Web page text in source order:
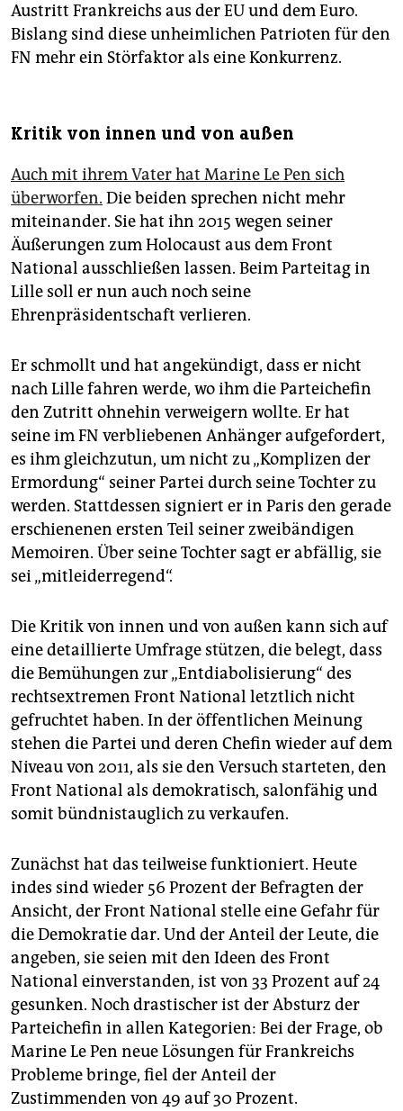
Austritt Frankreichs aus der EU und dem Euro.
Bislang sind diese unheimlichen Patrioten für den
FN mehr ein Störfaktor als eine Konkurrenz.
Kritik von innen und von außen
Auch mit ihrem Vater hat Marine Le Pen sich
überworfen. Die beiden sprechen nicht mehr
miteinander. Sie hat ihn 2015 wegen seiner
Äußerungen zum Holocaust aus dem Front
National ausschließen lassen. Beim Parteitag in
Lille soll er nun auch noch seine
Ehrenpräsidentschaft verlieren.
Er schmollt und hat angekündigt, dass er nicht
nach Lille fahren werde, wo ihm die Parteichefin
den Zutritt ohnehin verweigern wollte. Er hat
seine im FN verbliebenen Anhänger aufgefordert,
es ihm gleichzutun, um nicht zu „Komplizen der
Ermordung“ seiner Partei durch seine Tochter zu
werden. Stattdessen signiert er in Paris den gerade
erschienenen ersten Teil seiner zweibändigen
Memoiren. Über seine Tochter sagt er abfällig, sie
sei „mitleiderregend“.
Die Kritik von innen und von außen kann sich auf
eine detaillierte Umfrage stützen, die belegt, dass
die Bemühungen zur „Entdiabolisierung“ des
rechtsextremen Front National letztlich nicht
gefruchtet haben. In der öffentlichen Meinung
stehen die Partei und deren Chefin wieder auf dem
Niveau von 2011, als sie den Versuch starteten, den
Front National als demokratisch, salonfähig und
somit bündnistauglich zu verkaufen.
Zunächst hat das teilweise funktioniert. Heute
indes sind wieder 56 Prozent der Befragten der
Ansicht, der Front National stelle eine Gefahr für
die Demokratie dar. Und der Anteil der Leute, die
angeben, sie seien mit den Ideen des Front
National einverstanden, ist von 33 Prozent auf 24
gesunken. Noch drastischer ist der Absturz der
Parteichefin in allen Kategorien: Bei der Frage, ob
Marine Le Pen neue Lösungen für Frankreichs
Probleme bringe, fiel der Anteil der
Zustimmenden von 49 auf 30 Prozent.